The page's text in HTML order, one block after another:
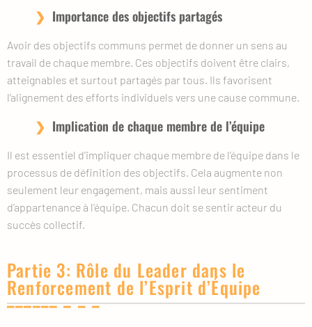
Importance des objectifs partagés
Avoir des objectifs communs permet de donner un sens au
travail de chaque membre. Ces objectifs doivent être clairs,
atteignables et surtout partagés par tous. Ils favorisent
l’alignement des efforts individuels vers une cause commune.
Implication de chaque membre de l’équipe
Il est essentiel d’impliquer chaque membre de l’équipe dans le
processus de définition des objectifs. Cela augmente non
seulement leur engagement, mais aussi leur sentiment
d’appartenance à l’équipe. Chacun doit se sentir acteur du
succès collectif.
Partie 3: Rôle du Leader dans le
Renforcement de l’Esprit d’Équipe